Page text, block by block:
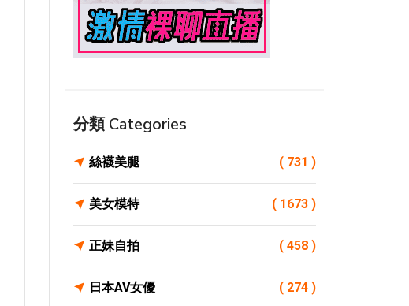
分類 Categories
絲襪美腿 ( 731 )
美女模特 ( 1673 )
正妹自拍 ( 458 )
日本AV女優 ( 274 )